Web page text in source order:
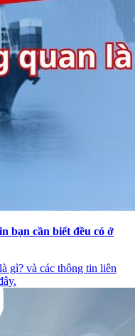
bạn cần biết đều có ở
gì? và các thông tin liên